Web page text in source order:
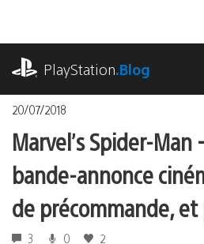
contenu
PlayStation.Blog
20/07/2018
Marvel’s Spider-
bande-annonce
de précommande,
3 0 2